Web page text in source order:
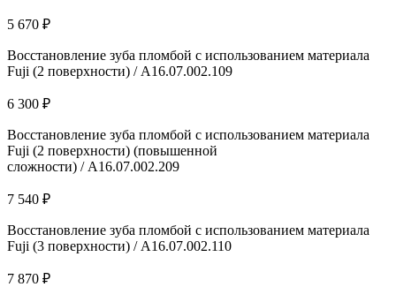
5 670 ₽
Восстановление зуба пломбой с использованием материала
Fuji (2 поверхности) / А16.07.002.109
6 300 ₽
Восстановление зуба пломбой с использованием материала
Fuji (2 поверхности) (повышенной
сложности) / А16.07.002.209
7 540 ₽
Восстановление зуба пломбой с использованием материала
Fuji (3 поверхности) / А16.07.002.110
7 870 ₽